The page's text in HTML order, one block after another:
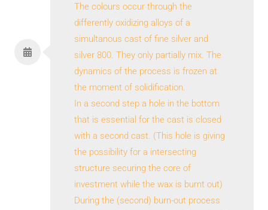
The colours occur through the
differently oxidizing alloys of a
simultanous cast of fine silver and
silver 800. They only partially mix. The
dynamics of the process is frozen at
the moment of solidification.
In a second step a hole in the bottom
that is essential for the cast is closed
with a second cast. (This hole is giving
the possibility for a intersecting
structure securing the core of
investment while the wax is burnt out)
During the (second) burn-out process